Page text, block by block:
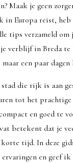
Maak je geen
in Europa reist,
tips verzameld om
verblijf in Breda te
maar een paar dagen
die rijk is aan
tot het prachtige
en goed te
betekent dat je
tijd. In deze
en geef